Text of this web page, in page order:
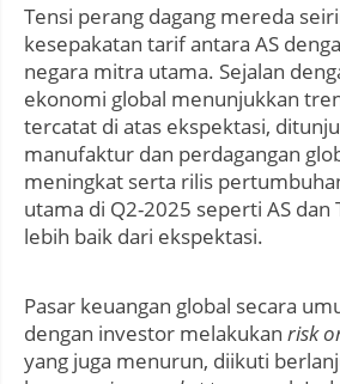
Tensi perang dagang mereda
kesepakatan tarif antara AS
negara mitra utama. Sejalan
ekonomi global menunjukkan
tercatat di atas ekspektasi,
manufaktur dan perdagangan
meningkat serta rilis
utama di Q2-2025 seperti AS dan
lebih baik dari ekspektasi.
Pasar keuangan global secara
dengan investor melakukan risk
yang juga menurun, diikuti